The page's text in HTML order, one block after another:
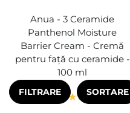
Anua - 3 Ceramide
Panthenol Moisture
Barrier Cream - Cremă
pentru față cu ceramide -
100 ml
22
FILTRARE SORTARE